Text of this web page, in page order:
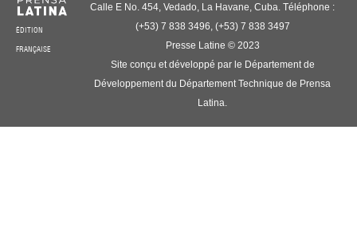
ÉDITION
FRANÇAISE
Calle E No. 454, Vedado, La Havane, Cuba. Téléphone :
(+53) 7 838 3496, (+53) 7 838 3497
Presse Latine © 2023
Site conçu et développé par le Département de
Développement du Département Technique de Prensa
Latina.